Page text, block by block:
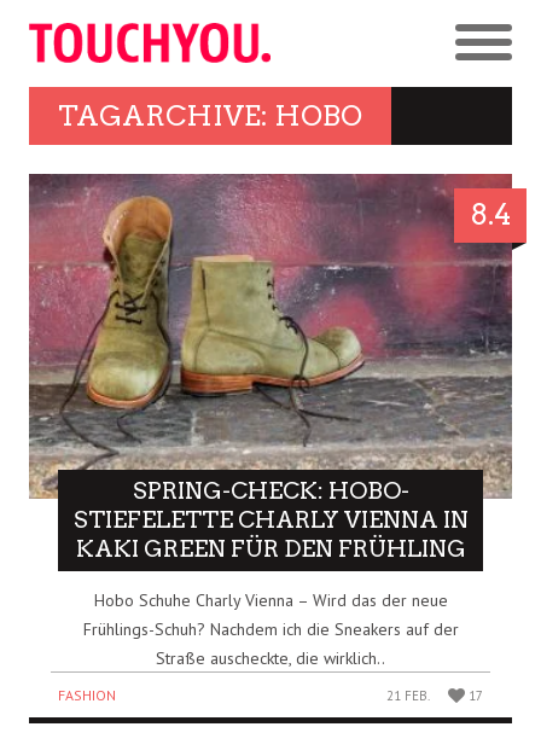
TAGARCHIVE: HOBO
8.4
SPRING-CHECK: HOBO-
STIEFELETTE CHARLY VIENNA IN
KAKI GREEN FÜR DEN FRÜHLING
Hobo Schuhe Charly Vienna – Wird das der neue
Frühlings-Schuh? Nachdem ich die Sneakers auf der
Straße auscheckte, die wirklich..
FASHION 21 FEB. 17